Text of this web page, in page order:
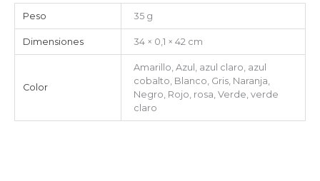
Peso 35 g
Dimensiones 34 × 0,1 × 42 cm
Color
Amarillo, Azul, azul claro, azul
cobalto, Blanco, Gris, Naranja,
Negro, Rojo, rosa, Verde, verde
claro